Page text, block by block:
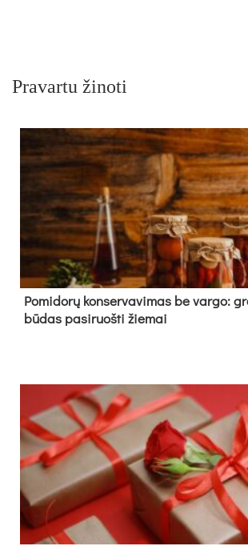
Pravartu žinoti
Pomidorų konservavimas be vargo:
būdas pasiruošti žiemai